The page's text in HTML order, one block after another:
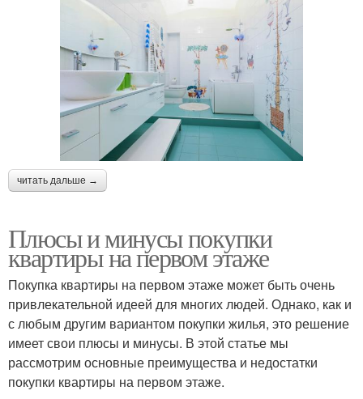
читать дальше →
Плюсы и минусы покупки
квартиры на первом этаже
Покупка квартиры на первом этаже может быть очень
привлекательной идеей для многих людей. Однако, как и
с любым другим вариантом покупки жилья, это решение
имеет свои плюсы и минусы. В этой статье мы
рассмотрим основные преимущества и недостатки
покупки квартиры на первом этаже.